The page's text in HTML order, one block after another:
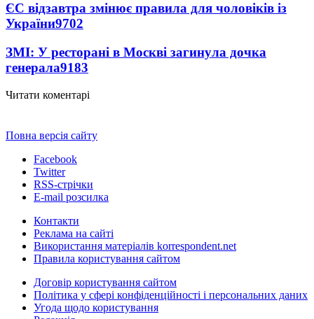
ЄС відзавтра змінює правила для чоловіків із
України9702
ЗМІ: У ресторані в Москві загинула дочка
генерала9183
Читати коментарі
Повна версія сайту
Facebook
Twitter
RSS-стрічки
E-mail розсилка
Контакти
Реклама на сайті
Використання матеріалів korrespondent.net
Правила користування сайтом
Договір користування сайтом
Політика у сфері конфіденційності і персональних даних
Угода щодо користування